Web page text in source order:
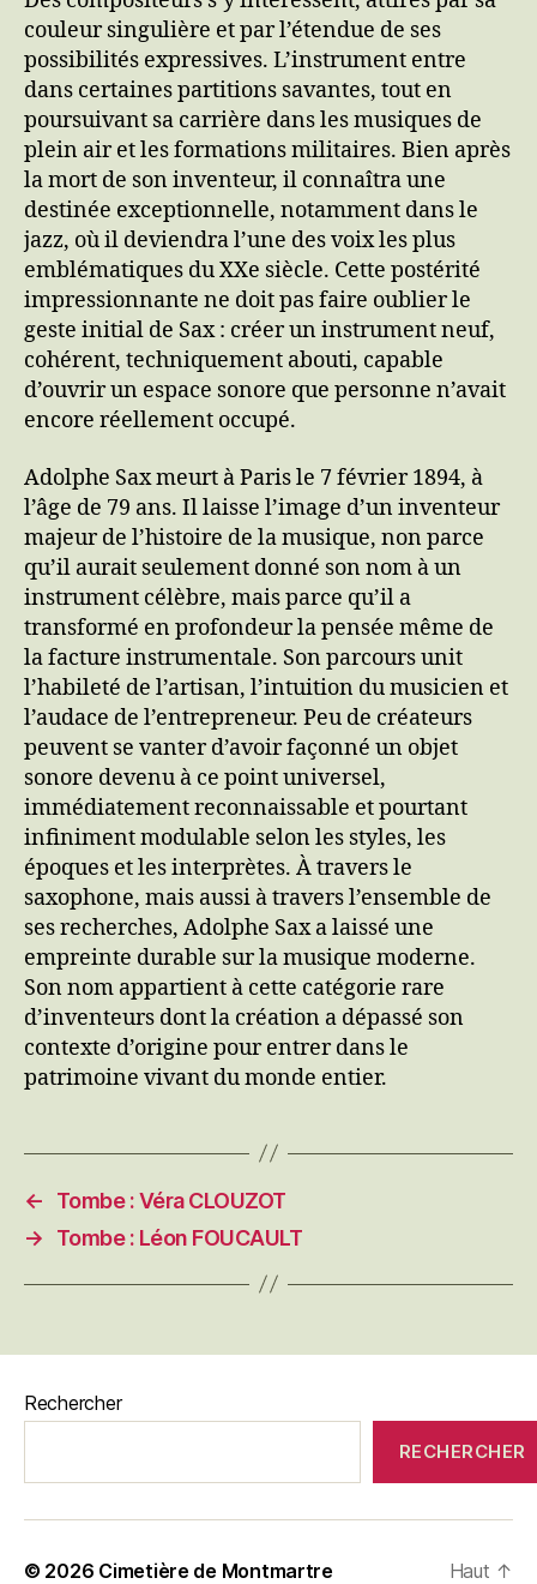
couleur singulière et par l’étendue de ses
possibilités expressives. L’instrument entre
dans certaines partitions savantes, tout en
poursuivant sa carrière dans les musiques de
plein air et les formations militaires. Bien après
la mort de son inventeur, il connaîtra une
destinée exceptionnelle, notamment dans le
jazz, où il deviendra l’une des voix les plus
emblématiques du XXe siècle. Cette postérité
impressionnante ne doit pas faire oublier le
geste initial de Sax : créer un instrument neuf,
cohérent, techniquement abouti, capable
d’ouvrir un espace sonore que personne n’avait
encore réellement occupé.
Adolphe Sax meurt à Paris le 7 février 1894, à
l’âge de 79 ans. Il laisse l’image d’un inventeur
majeur de l’histoire de la musique, non parce
qu’il aurait seulement donné son nom à un
instrument célèbre, mais parce qu’il a
transformé en profondeur la pensée même de
la facture instrumentale. Son parcours unit
l’habileté de l’artisan, l’intuition du musicien et
l’audace de l’entrepreneur. Peu de créateurs
peuvent se vanter d’avoir façonné un objet
sonore devenu à ce point universel,
immédiatement reconnaissable et pourtant
infiniment modulable selon les styles, les
époques et les interprètes. À travers le
saxophone, mais aussi à travers l’ensemble de
ses recherches, Adolphe Sax a laissé une
empreinte durable sur la musique moderne.
Son nom appartient à cette catégorie rare
d’inventeurs dont la création a dépassé son
contexte d’origine pour entrer dans le
patrimoine vivant du monde entier.
←
Tombe : Véra CLOUZOT
→
Tombe : Léon FOUCAULT
Rechercher
RECHERCHER
© 2026 Cimetière de Montmartre Haut ↑